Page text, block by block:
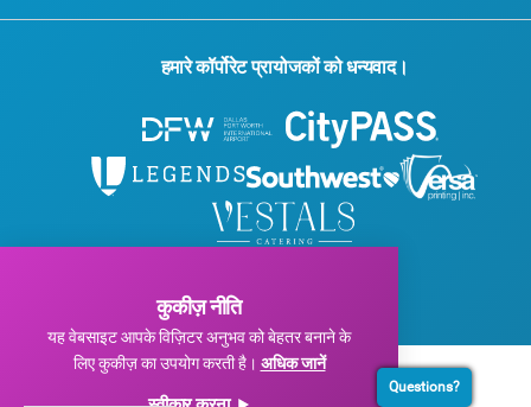
हमारे कॉर्पोरेट प्रायोजकों को धन्यवाद।
गोपनीयता नीति
कुकीज़ नीति
यह वेबसाइट आपके विज़िटर अनुभव को बेहतर बनाने के
लिए कुकीज़ का उपयोग करती है। अधिक जानें
Questions?